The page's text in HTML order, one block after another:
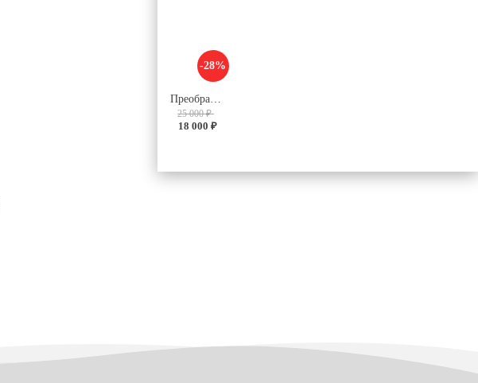
-28%
Преобразователь V28C24C100BL
25 000 ₽
18 000 ₽